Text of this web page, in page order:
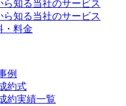
ら知る当社のサービス
ら知る当社のサービス
・料金
例
約式
約実績一覧